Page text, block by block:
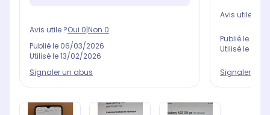
Avis utile ?Oui 0|Non 0
Publié le 06/03/2026
Utilisé le13/02/2026
Signaler un abus
Avis utile ?
Publié le
Utilisé le
Signaler un